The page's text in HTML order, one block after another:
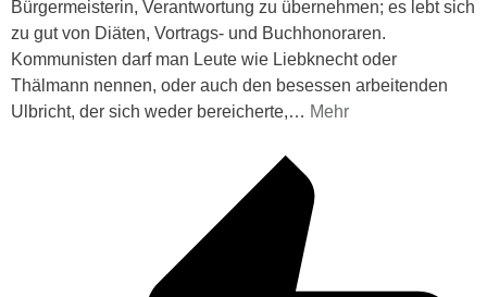
Bürgermeisterin, Verantwortung zu übernehmen; es lebt sich
zu gut von Diäten, Vortrags- und Buchhonoraren.
Kommunisten darf man Leute wie Liebknecht oder
Thälmann nennen, oder auch den besessen arbeitenden
Ulbricht, der sich weder bereicherte,… Mehr